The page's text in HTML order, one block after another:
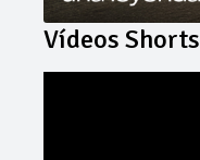
Vídeos Shorts